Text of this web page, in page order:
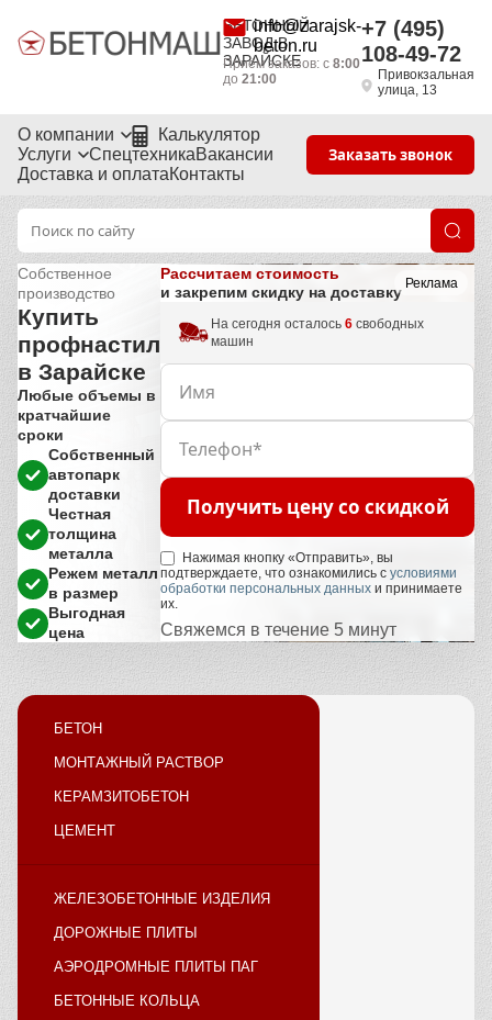
БЕТОННЫЙ
ЗАВОД В
ЗАРАЙСКЕ
info@zarajsk-
beton.ru
Приём заказов: с 8:00
до 21:00
+7 (495)
108-49-72
Привокзальная
улица, 13
О компании
Калькулятор
Услуги
СпецтехникаВакансии
Доставка и оплатаКонтакты
Заказать звонок
Реклама
Собственное
производство
Купить
профнастил
в Зарайске
Любые объемы в
кратчайшие
сроки
Собственный
автопарк
доставки
Честная
толщина
металла
Режем металл
в размер
Выгодная
цена
Рассчитаем стоимость
и закрепим скидку на доставку
На сегодня осталось 6 свободных
машин
Получить цену со скидкой
Нажимая кнопку «Отправить», вы
подтверждаете, что ознакомились с условиями
обработки персональных данных и принимаете
их.
Свяжемся в течение 5 минут
БЕТОН
МОНТАЖНЫЙ РАСТВОР
КЕРАМЗИТОБЕТОН
ЦЕМЕНТ
ЖЕЛЕЗОБЕТОННЫЕ ИЗДЕЛИЯ
ДОРОЖНЫЕ ПЛИТЫ
АЭРОДРОМНЫЕ ПЛИТЫ ПАГ
БЕТОННЫЕ КОЛЬЦА